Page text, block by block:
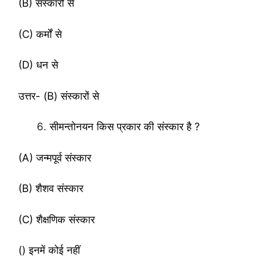
(B) संस्कारों से
(C) कर्मों से
(D) धन से
उत्तर- (B) संस्कारों से
सीमन्तोनयन किस प्रकार की संस्कार है ?
(A) जन्मपूर्व संस्कार
(B) शैशव संस्कार
(C) शैक्षणिक संस्कार
() इनमें कोई नहीं